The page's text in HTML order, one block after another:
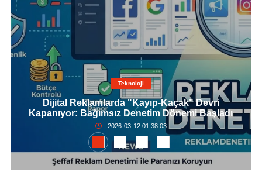
Teknoloji
Dijital Reklamlarda "Kayıp-Kaçak" Devri
Kapanıyor: Bağımsız Denetim Dönemi Başladı
2026-03-12 01:38:03